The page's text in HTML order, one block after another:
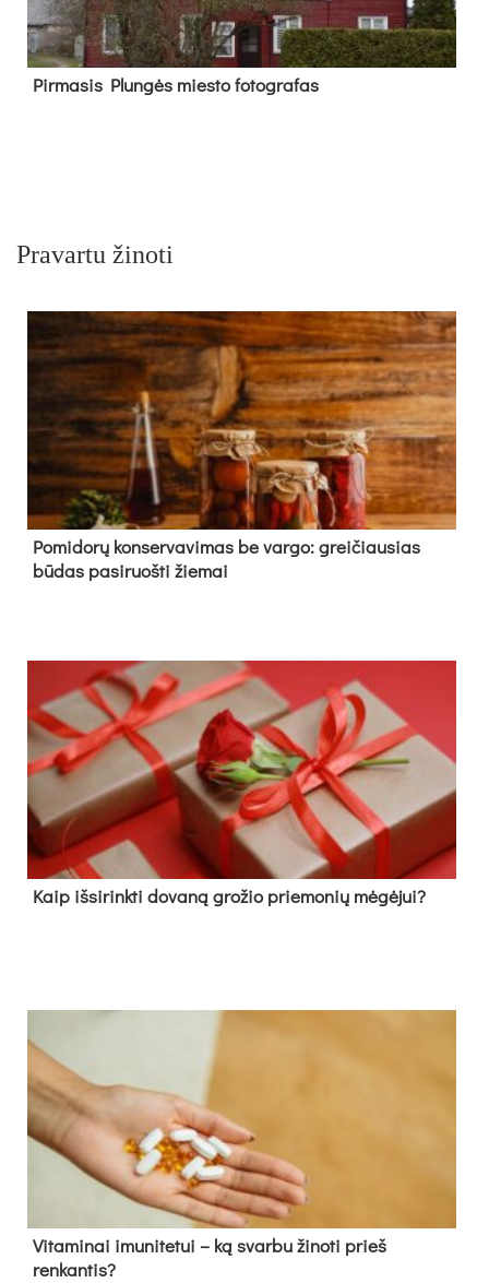
Pir­ma­sis Plun­gės mies­to fo­tog­ra­fas
Pravartu žinoti
Pomidorų konservavimas be vargo: greičiausias
būdas pasiruošti žiemai
Kaip išsirinkti dovaną grožio priemonių mėgėjui?
Vitaminai imunitetui – ką svarbu žinoti prieš
renkantis?